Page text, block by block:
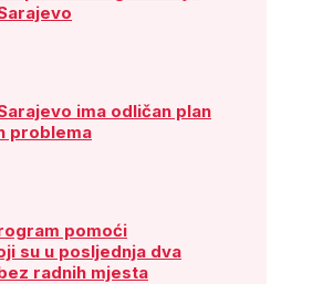
ima odličan plan
problema
pomoći
su u posljednja dva
radnih mjesta